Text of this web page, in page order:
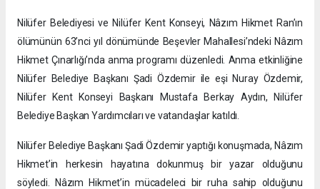
Nilüfer Belediyesi ve Nilüfer Kent Konseyi, Nâzım Hikmet Ran’ın
ölümünün 63’nci yıl dönümünde Beşevler Mahallesi’ndeki Nâzım
Hikmet Çınarlığı’nda anma programı düzenledi. Anma etkinliğine
Nilüfer Belediye Başkanı Şadi Özdemir ile eşi Nuray Özdemir,
Nilüfer Kent Konseyi Başkanı Mustafa Berkay Aydın, Nilüfer
Belediye Başkan Yardımcıları ve vatandaşlar katıldı.
Nilüfer Belediye Başkanı Şadi Özdemir yaptığı konuşmada, Nâzım
Hikmet’in herkesin hayatına dokunmuş bir yazar olduğunu
söyledi. Nâzım Hikmet’in mücadeleci bir ruha sahip olduğunu